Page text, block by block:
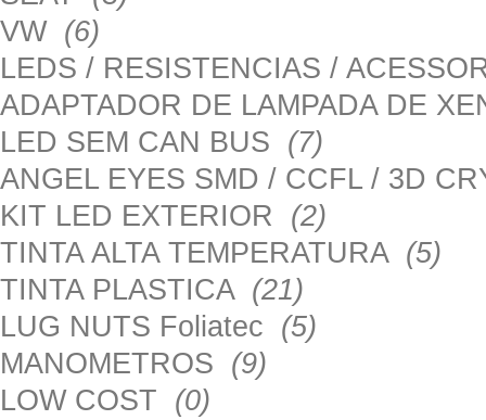
VW (6)
LEDS / RESISTENCIAS /
ADAPTADOR DE LAMPADA DE
LED SEM CAN BUS (7)
ANGEL EYES SMD / CCFL / 3D
KIT LED EXTERIOR (2)
TINTA ALTA TEMPERATURA (5)
TINTA PLASTICA (21)
LUG NUTS Foliatec (5)
MANOMETROS (9)
LOW COST (0)